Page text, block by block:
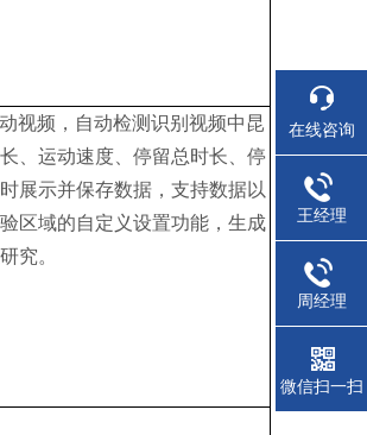
视频，自动检测识别视频中昆
、运动速度、停留总时长、停
展示并保存数据，支持数据以
区域的自定义设置功能，生成
究。
在线咨询
王经理
周经理
微信扫一扫